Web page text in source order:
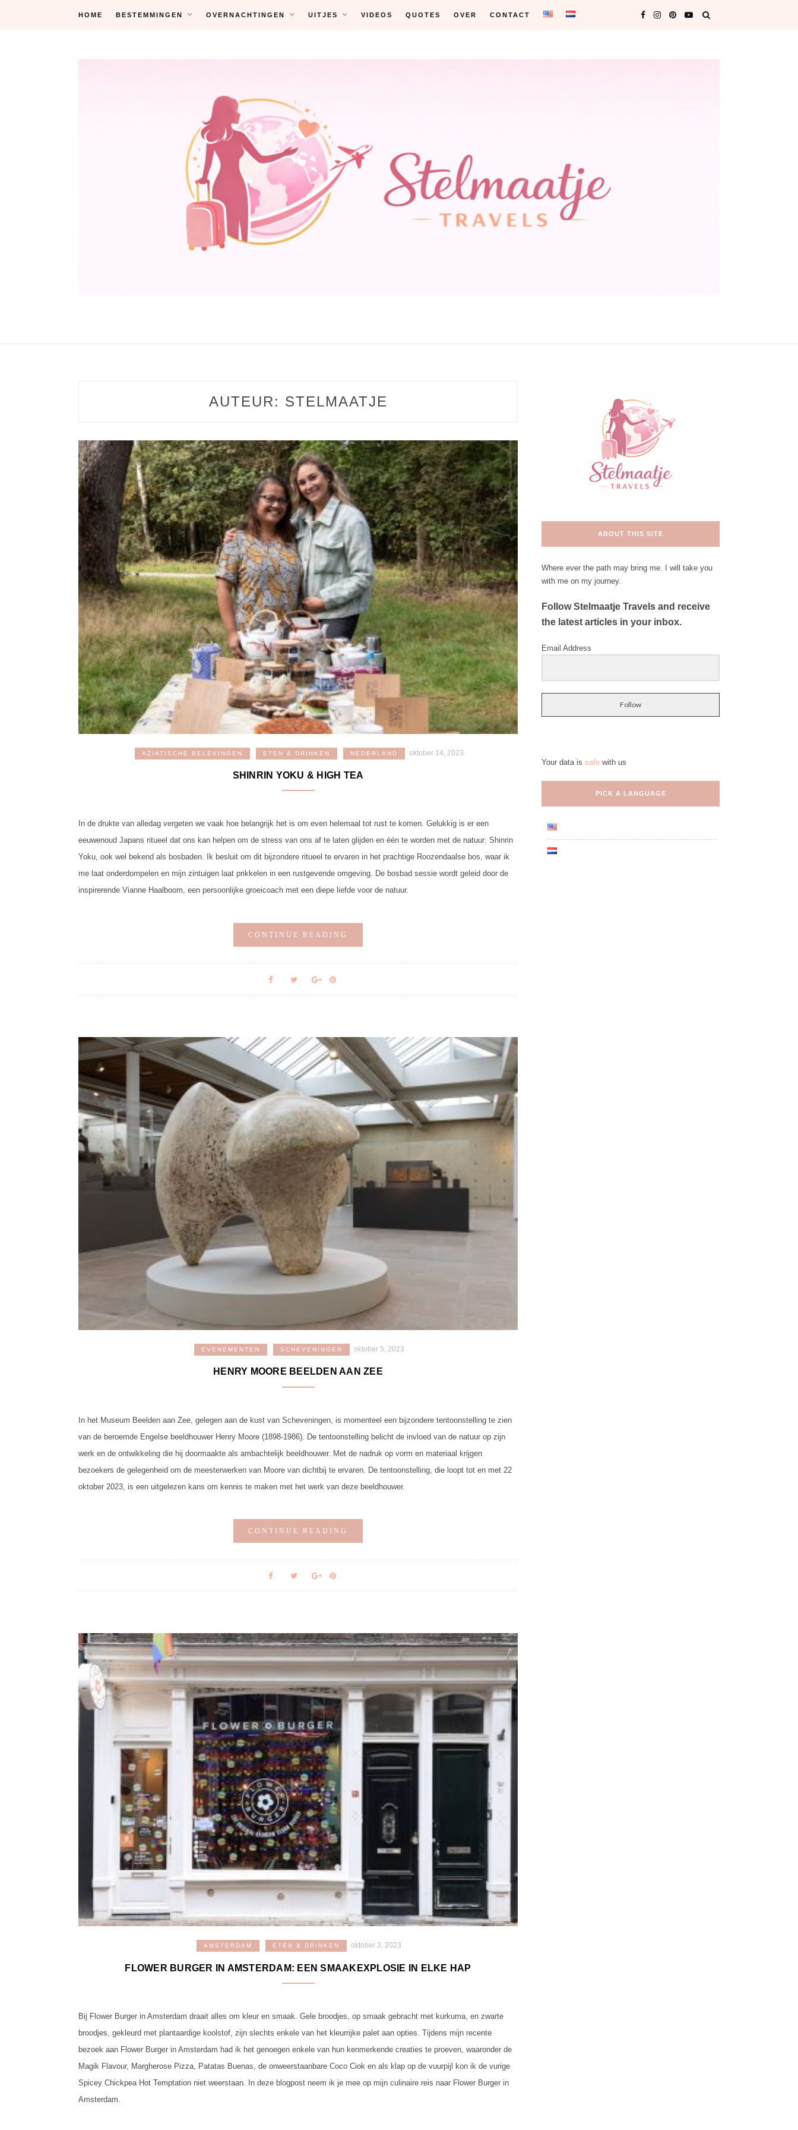
HOME BESTEMMINGEN OVERNACHTINGEN UITJES VIDEOS QUOTES OVER CONTACT
AUTEUR: STELMAATJE
AZIATISCHE BELEVINGEN ETEN & DRINKEN NEDERLAND oktober 14, 2023
SHINRIN YOKU & HIGH TEA
In de drukte van alledag vergeten we vaak hoe belangrijk het is om even helemaal tot rust te komen. Gelukkig is er een
eeuwenoud Japans ritueel dat ons kan helpen om de stress van ons af te laten glijden en één te worden met de natuur: Shinrin
Yoku, ook wel bekend als bosbaden. Ik besluit om dit bijzondere ritueel te ervaren in het prachtige Roozendaalse bos, waar ik
me laat onderdompelen en mijn zintuigen laat prikkelen in een rustgevende omgeving. De bosbad sessie wordt geleid door de
inspirerende Vianne Haalboom, een persoonlijke groeicoach met een diepe liefde voor de natuur.
CONTINUE READING
EVENEMENTEN SCHEVENINGEN oktober 5, 2023
HENRY MOORE BEELDEN AAN ZEE
In het Museum Beelden aan Zee, gelegen aan de kust van Scheveningen, is momenteel een bijzondere tentoonstelling te zien
van de beroemde Engelse beeldhouwer Henry Moore (1898-1986). De tentoonstelling belicht de invloed van de natuur op zijn
werk en de ontwikkeling die hij doormaakte als ambachtelijk beeldhouwer. Met de nadruk op vorm en materiaal krijgen
bezoekers de gelegenheid om de meesterwerken van Moore van dichtbij te ervaren. De tentoonstelling, die loopt tot en met 22
oktober 2023, is een uitgelezen kans om kennis te maken met het werk van deze beeldhouwer.
CONTINUE READING
AMSTERDAM ETEN & DRINKEN oktober 3, 2023
FLOWER BURGER IN AMSTERDAM: EEN SMAAKEXPLOSIE IN ELKE HAP
Bij Flower Burger in Amsterdam draait alles om kleur en smaak. Gele broodjes, op smaak gebracht met kurkuma, en zwarte
broodjes, gekleurd met plantaardige koolstof, zijn slechts enkele van het kleurrijke palet aan opties. Tijdens mijn recente
bezoek aan Flower Burger in Amsterdam had ik het genoegen enkele van hun kenmerkende creaties te proeven, waaronder de
Magik Flavour, Margherose Pizza, Patatas Buenas, de onweerstaanbare Coco Ciok en als klap op de vuurpijl kon ik de vurige
Spicey Chickpea Hot Temptation niet weerstaan. In deze blogpost neem ik je mee op mijn culinaire reis naar Flower Burger in
Amsterdam.
ABOUT THIS SITE
Where ever the path may bring me. I will take you
with me on my journey.
Follow Stelmaatje Travels and receive
the latest articles in your inbox.
Email Address
Follow
Your data is safe with us
PICK A LANGUAGE